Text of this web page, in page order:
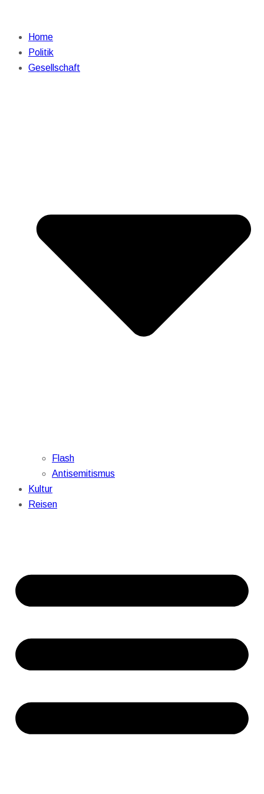
Home
Politik
Gesellschaft
Flash
Antisemitismus
Kultur
Reisen